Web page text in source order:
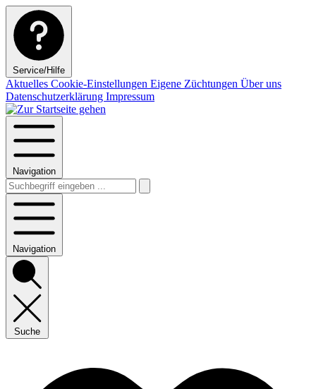
Service/Hilfe
Aktuelles Cookie-Einstellungen Eigene Züchtungen Über uns
Datenschutzerklärung Impressum
Navigation
Navigation
Suche